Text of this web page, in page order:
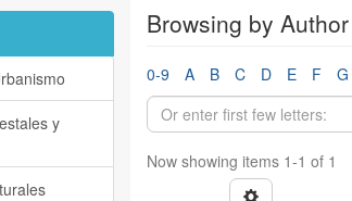
Browsing by
0-9 A B C D E F G
Now showing items 1-1 of 1
y